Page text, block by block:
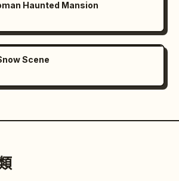
Haunted Mansion
Scene